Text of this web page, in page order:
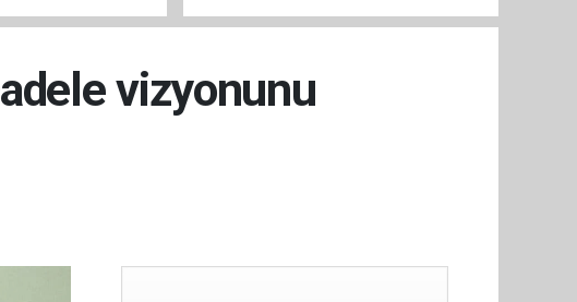
mekânlara dönüşmesine tepki
vizyonunu